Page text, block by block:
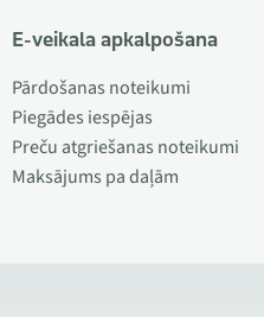
E-veikala apkalpošana
Pārdošanas noteikumi
Piegādes iespējas
Preču atgriešanas noteikumi
Maksājums pa daļām